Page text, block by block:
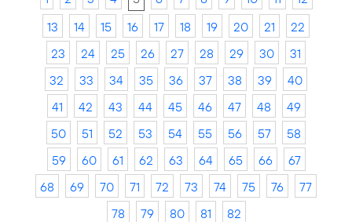
13
14 15 16 17 18 19 20 21
22
23
24 25 26 27 28 29 30
31
32
33 34 35 36 37 38 39
40
41
42 43 44 45 46 47 48
49
50
51 52 53 54 55 56 57
58
59
60 61 62 63 64 65 66
67
68
69 70 71 72 73 74 75 76
77
78
79 80 81 82